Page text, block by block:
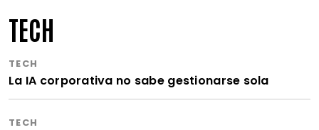
TECH
TECH
La IA corporativa no sabe gestionarse sola
TECH